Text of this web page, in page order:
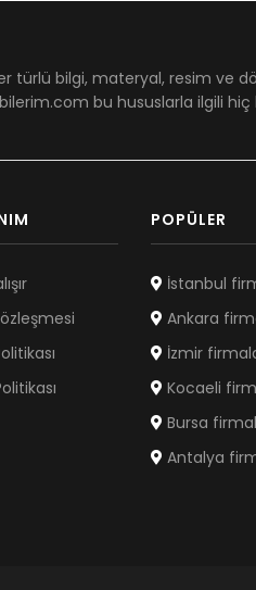
türlü bilgi, materyal, resim ve
bu hususlarla ilgili
POPÜLER
İstanbul
Ankara
İzmir
Kocaeli
Bursa
Antalya